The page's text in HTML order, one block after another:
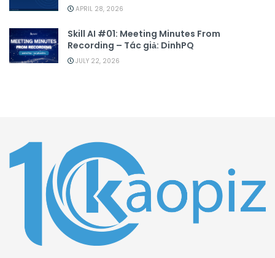
APRIL 28, 2026
Skill AI #01: Meeting Minutes From
Recording – Tác giả: DinhPQ
JULY 22, 2026